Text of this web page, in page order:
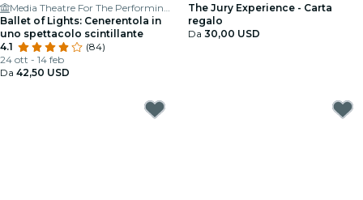
Media Theatre For The Performing Arts
Ballet of Lights: Cenerentola in
uno spettacolo scintillante
4.1
(84)
24 ott - 14 feb
Da 42,50 USD
The Jury Experience - Carta
regalo
Da 30,00 USD